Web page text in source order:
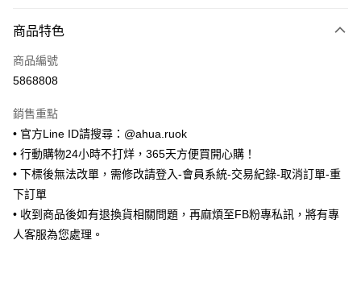
信用卡一次付款
超商取貨付款
Apple Pay
街口支付
悠遊付
ATM付款
商品特色
商品編號
5868808
銷售重點
• 官方Line ID請搜尋：@ahua.ruok
• 行動購物24小時不打烊，365天方便買開心購！
• 下標後無法改單，需修改請登入-會員系統-交易紀錄-取消訂單-重
下訂單
• 收到商品後如有退換貨相關問題，再麻煩至FB粉專私訊，將有專
人客服為您處理。